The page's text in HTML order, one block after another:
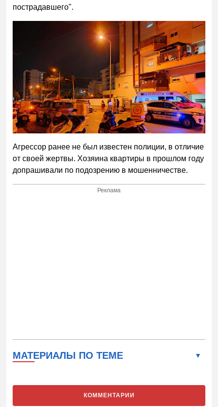
пострадавшего".
Агрессор ранее не был известен полиции, в отличие
от своей жертвы. Хозяина квартиры в прошлом году
допрашивали по подозрению в мошенничестве.
Реклама
МАТЕРИАЛЫ ПО ТЕМЕ
КОММЕНТАРИИ